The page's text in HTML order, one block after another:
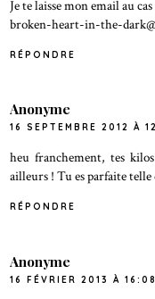
Je te laisse mon email au
broken-heart-in-the-
RÉPONDRE
Anonyme
16 SEPTEMBRE 2012 À
heu franchement, tes
ailleurs ! Tu es parfaite telle
RÉPONDRE
Anonyme
16 FÉVRIER 2013 À 16:08